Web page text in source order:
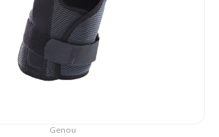
Genou
la
page
du
produit